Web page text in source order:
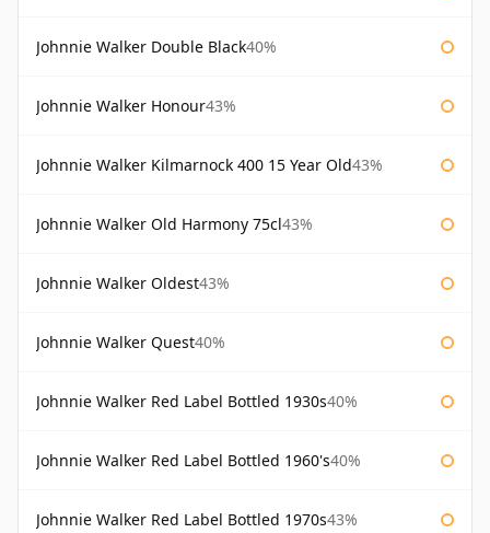
Johnnie Walker Double Black40%
Johnnie Walker Honour43%
Johnnie Walker Kilmarnock 400 15 Year Old43%
Johnnie Walker Old Harmony 75cl43%
Johnnie Walker Oldest43%
Johnnie Walker Quest40%
Johnnie Walker Red Label Bottled 1930s40%
Johnnie Walker Red Label Bottled 1960's40%
Johnnie Walker Red Label Bottled 1970s43%